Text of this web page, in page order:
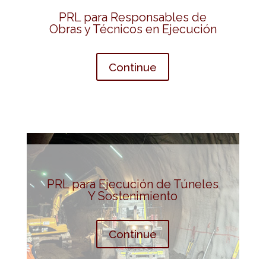
PRL para Responsables de
Obras y Técnicos en Ejecución
Continue
PRL para Ejecución de Túneles
Y Sostenimiento
Continue